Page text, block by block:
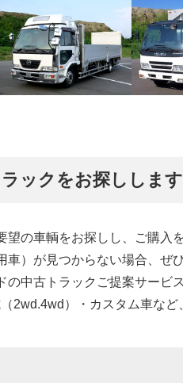
ックをお探しします
の車輌をお探しし、ご購入
）が見つからない場合、ぜ
中古トラックご提案サー
）・カスタム車な